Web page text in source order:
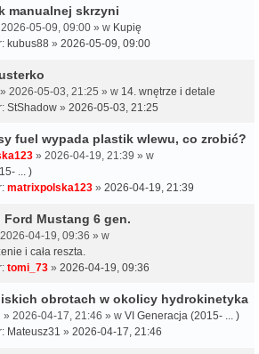
manualnej skrzyni
05-09, 09:00 » w Kupię
kubus88 » 2026-05-09, 09:00
» 2026-05-03, 21:25 » w 14. wnętrze i detale
StShadow » 2026-05-03, 21:25
fuel wypada plastik wlewu, co zrobić?
» 2026-04-19, 21:39 » w
... )
matrixpolska123 » 2026-04-19, 21:39
Ford Mustang 6 gen.
04-19, 09:36 » w
i cała reszta.
tomi_73 » 2026-04-19, 09:36
obrotach w okolicy hydrokinetyka
» 2026-04-17, 21:46 » w VI Generacja (2015- ... )
Mateusz31 » 2026-04-17, 21:46